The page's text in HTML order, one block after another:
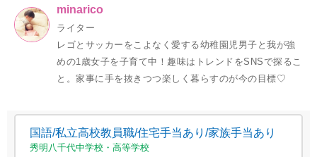
minarico
ライター
レゴとサッカーをこよなく愛する幼稚園児男子と我が強
めの1歳女子を子育て中！趣味はトレンドをSNSで探るこ
と。家事に手を抜きつつ楽しく暮らすのが今の目標♡
国語/私立高校教員職/住宅手当あり/家族手当あり
秀明八千代中学校・高等学校